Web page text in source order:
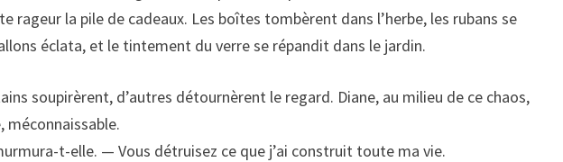
rageur la pile de cadeaux. Les boîtes tombèrent dans l’herbe, les rubans se
éclata, et le tintement du verre se répandit dans le jardin.
soupirèrent, d’autres détournèrent le regard. Diane, au milieu de ce chaos,
méconnaissable.
t-elle. — Vous détruisez ce que j’ai construit toute ma vie.